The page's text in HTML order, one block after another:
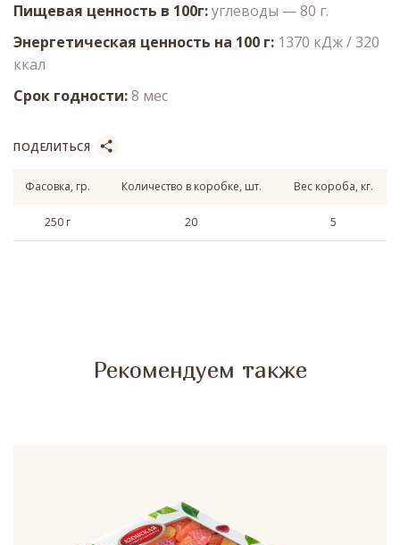
Пищевая ценность в 100г углеводы — 80 г.
Энергетическая ценность на 100 г 1370 кДж / 320
ккал
Срок годности 8 мес
ПОДЕЛИТЬСЯ
Фасовка, гр. Количество в коробке, шт. Вес короба, кг.
250 г 20 5
Рекомендуем также